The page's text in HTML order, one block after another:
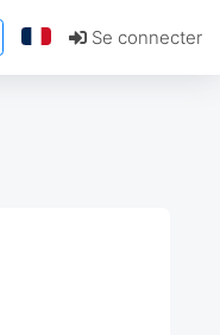
Se connecter